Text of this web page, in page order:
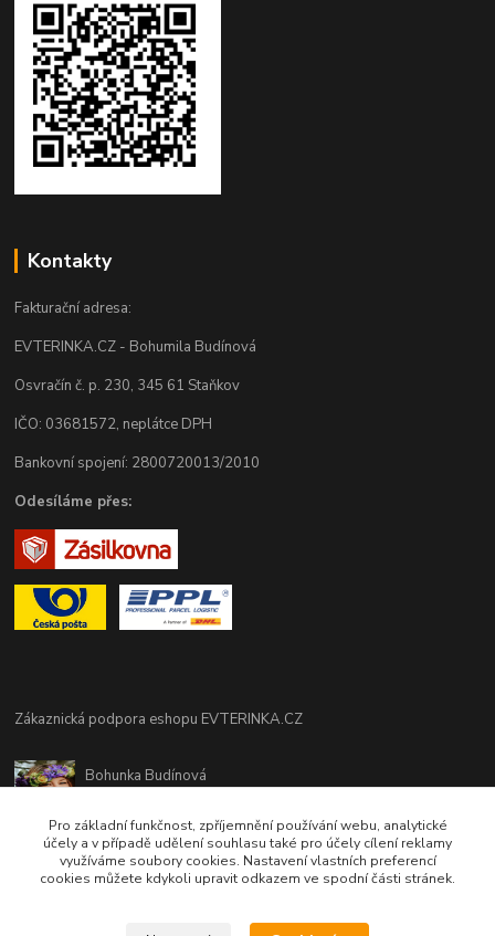
Kontakty
Fakturační adresa:
EVTERINKA.CZ - Bohumila Budínová
Osvračín č. p. 230, 345 61 Staňkov
IČO: 03681572, neplátce DPH
Bankovní spojení: 2800720013/2010
Odesíláme přes:
Zákaznická podpora eshopu EVTERINKA.CZ
Bohunka Budínová
(Po-Pá - 9:00-17:00hod, So 8:00-12:00hod)
obchod@evterinka.cz
Pro základní funkčnost, zpříjemnění používání webu, analytické
účely a v případě udělení souhlasu také pro účely cílení reklamy
využíváme soubory cookies. Nastavení vlastních preferencí
cookies můžete kdykoli upravit odkazem ve spodní části stránek.